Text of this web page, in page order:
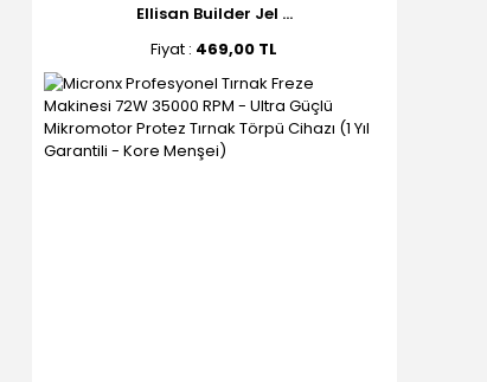
Ellisan Builder Jel ...
Fiyat : 469,00 TL